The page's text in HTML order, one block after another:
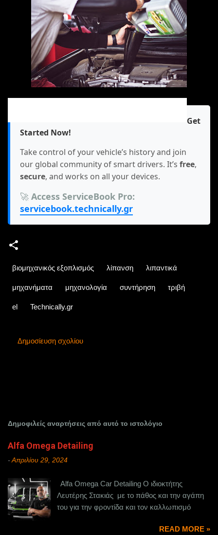
Get
Started Now!
Take control of your vehicle’s history and join
our global community of smart drivers. It’s free,
secure, and works on all your devices.
🚀 Access ServiceBook Pro:
servicebook.technically.gr
βιομηχανικός εξοπλισμός λίπανση λιπαντικά
μηχανήματα μηχανολογία συντήρηση τριβή
el Technically.gr
Δημοσίευση σχολίου
Δημοφιλείς αναρτήσεις από αυτό το ιστολόγιο
Alfa Omega Detailing
- Απριλίου 29, 2024
Alfa Omega Car Detailing Ο ιδιοκτήτης
Λευτέρης Στακιάς με το πάθος και την αγάπη
του για την φροντίδα και τον καλλωπισμό
READ MORE »